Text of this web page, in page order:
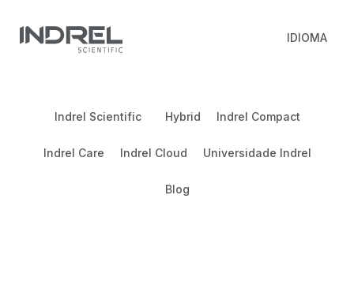
IDIOMA
Indrel Scientific Hybrid Indrel Compact
Indrel Care Indrel Cloud Universidade Indrel
Blog